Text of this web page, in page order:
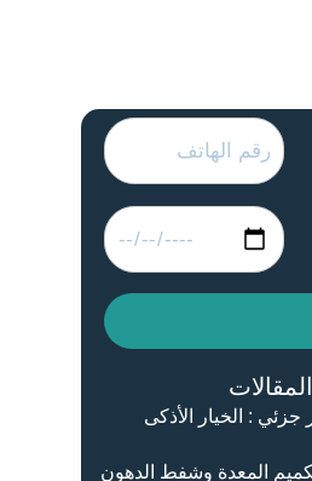
: الخيار الأذكى
المعدة وشفط الدهون